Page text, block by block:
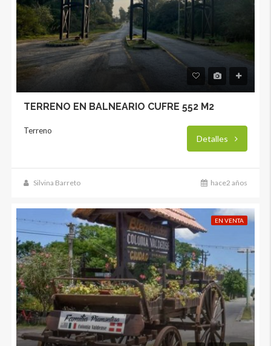
TERRENO EN BALNEARIO CUFRE 552 M2
Terreno
Detalles
Silvina Barreto hace2 años
EN VENTA